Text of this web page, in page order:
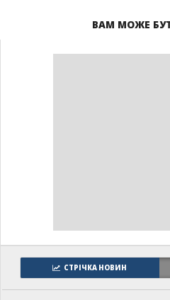
ВАМ МОЖЕ
СТРІЧКА НОВИН